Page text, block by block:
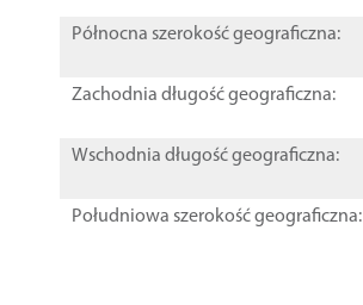
Północna szerokość geograficzna:
Zachodnia długość geograficzna:
Wschodnia długość geograficzna:
Południowa szerokość geograficzna: